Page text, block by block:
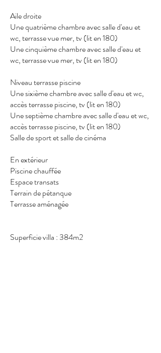
Aile droite
Une quatrième chambre avec salle d'eau et
wc, terrasse vue mer, tv (lit en 180)
Une cinquième chambre avec salle d'eau et
wc, terrasse vue mer, tv (lit en 180)
Niveau terrasse piscine
Une sixième chambre avec salle d'eau et wc,
accès terrasse piscine, tv (lit en 180)
Une septième chambre avec salle d'eau et wc,
accès terrasse piscine, tv (lit en 180)
Salle de sport et salle de cinéma
En extérieur
Piscine chauffée
Espace transats
Terrain de pétanque
Terrasse aménagée
Superficie villa : 384m2